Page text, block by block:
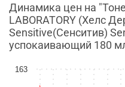
Динамика цен на
LABORATORY (Хелс
Sensitive(Сенситив)
успокаивающий 180
163